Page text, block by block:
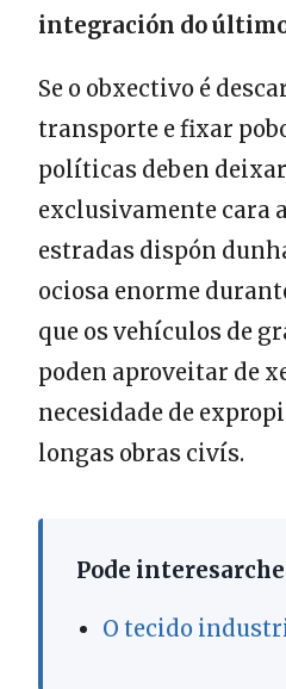
integración do
Se o obxectivo é
transporte e fixar
políticas deben
exclusivamente cara
estradas dispón
ociosa enorme
que os vehículos de
poden aproveitar de
necesidade de
longas obras civís.
Pode
O tecido